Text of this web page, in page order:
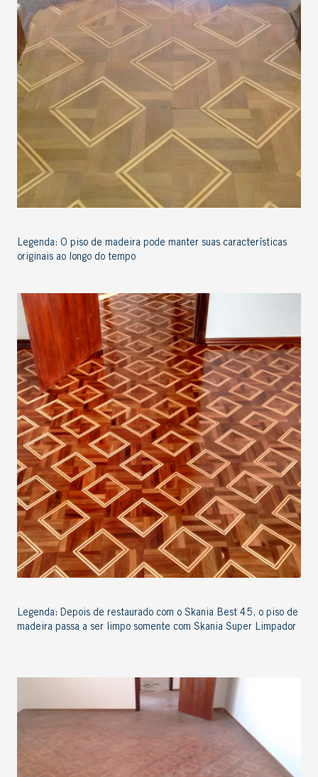
Legenda: O piso de madeira pode manter suas características
originais ao longo do tempo
Legenda: Depois de restaurado com o Skania Best 45, o piso de
madeira passa a ser limpo somente com Skania Super Limpador